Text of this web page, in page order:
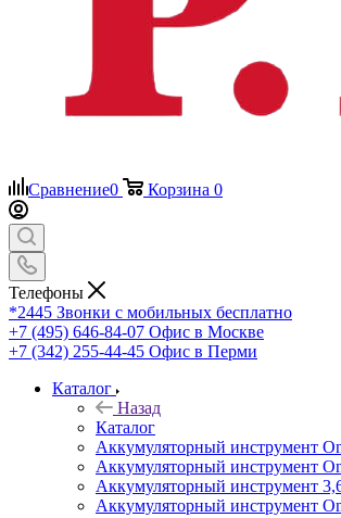
Сравнение0 Корзина 0
Телефоны
*2445 Звонки с мобильных бесплатно
+7 (495) 646-84-07 Офис в Москве
+7 (342) 255-44-45 Офис в Перми
Каталог
Назад
Каталог
Аккумуляторный инструмент
Аккумуляторный инструмент
Аккумуляторный инструмент
Аккумуляторный инструмент